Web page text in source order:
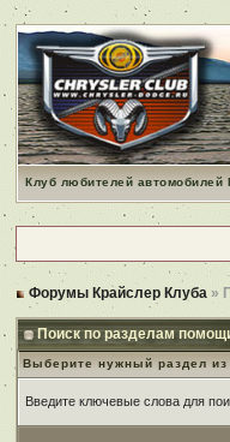
Клуб любителей автомобилей
Форумы Крайслер Клуба »
Поиск по разделам
Выберите нужный раздел из
Введите ключевые слова для